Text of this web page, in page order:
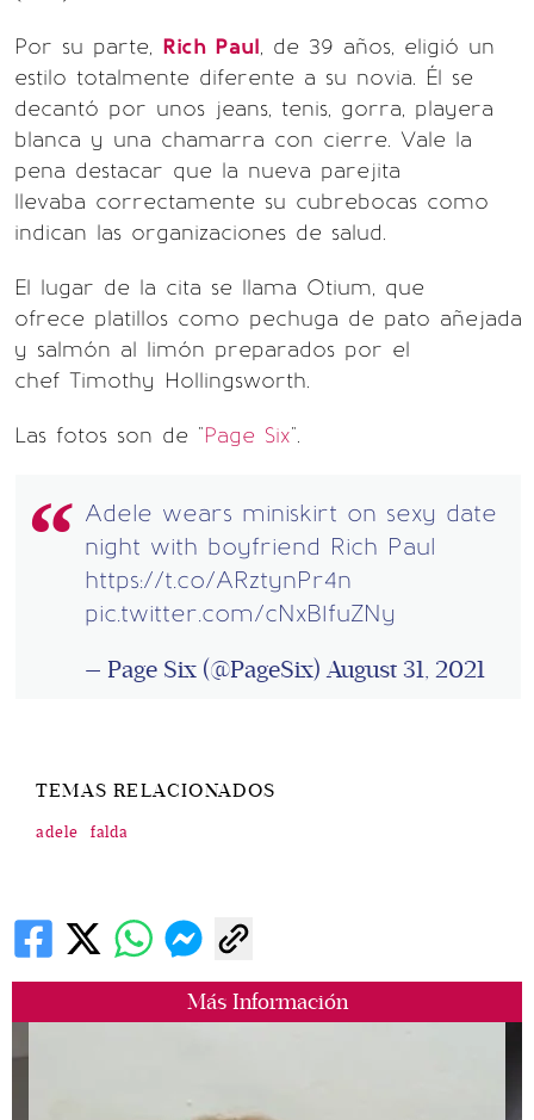
Más Información
Por su parte, Rich Paul, de 39 años, eligió un
estilo totalmente diferente a su novia. Él se
decantó por unos jeans, tenis, gorra, playera
blanca y una chamarra con cierre. Vale la
pena destacar que la nueva parejita
llevaba correctamente su cubrebocas como
indican las organizaciones de salud.
El lugar de la cita se llama Otium, que
ofrece platillos como pechuga de pato añejada
y salmón al limón preparados por el
chef Timothy Hollingsworth.
Las fotos son de "Page Six".
Adele wears miniskirt on sexy date
night with boyfriend Rich Paul
https://t.co/ARztynPr4n
pic.twitter.com/cNxB1fuZNy
— Page Six (@PageSix)August 31, 2021
TEMAS RELACIONADOS
adele falda